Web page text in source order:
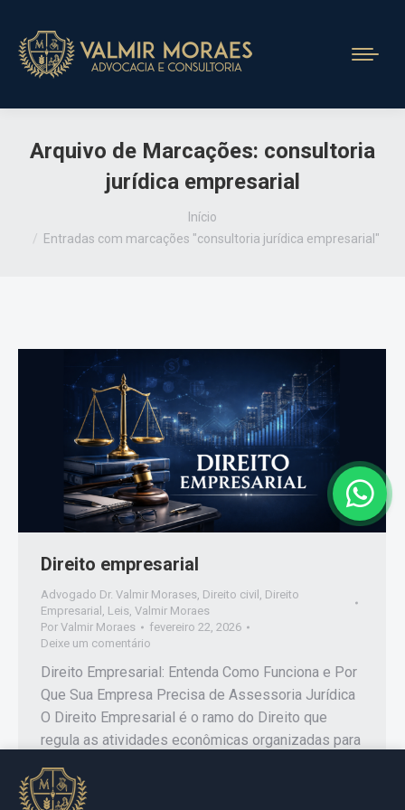
Arquivo de Marcações: consultoria
jurídica empresarial
Início
Entradas com marcações "consultoria jurídica empresarial"
Direito empresarial
Advogado Dr. Valmir Morases Direito civil
Direito
Empresarial
Leis Valmir Moraes
Por Valmir Moraes
fevereiro 22, 2026
Deixe um comentário
Direito Empresarial: Entenda Como Funciona e Por
Que Sua Empresa Precisa de Assessoria Jurídica
O Direito Empresarial é o ramo do Direito que
regula as atividades econômicas organizadas para
essencial para garantir segurança jurídica, prevenir